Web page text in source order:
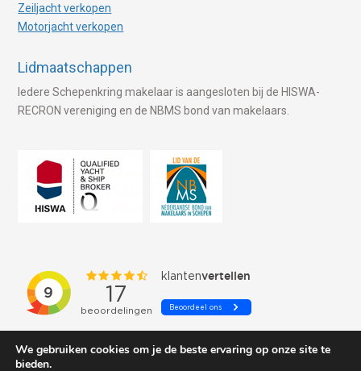
Zeiljacht verkopen
Motorjacht verkopen
Lidmaatschappen
Iedere Schepenkring makelaar is aangesloten bij de HISWA-
RECRON vereniging en de NBMS bond van makelaars.
We gebruiken cookies om je de beste ervaring op onze site te
bieden.